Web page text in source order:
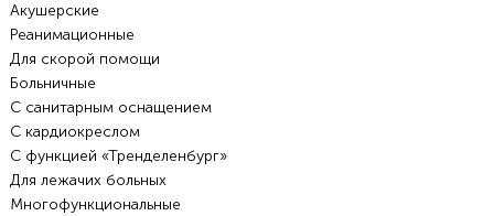
Акушерские
Реанимационные
Для скорой помощи
Больничные
С санитарным оснащением
С кардиокреслом
С функцией «Тренделенбург»
Для лежачих больных
Многофункциональные